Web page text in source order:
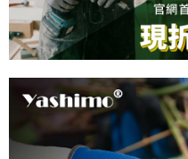
宅配
每筆NT$100，滿NT$1,099(含